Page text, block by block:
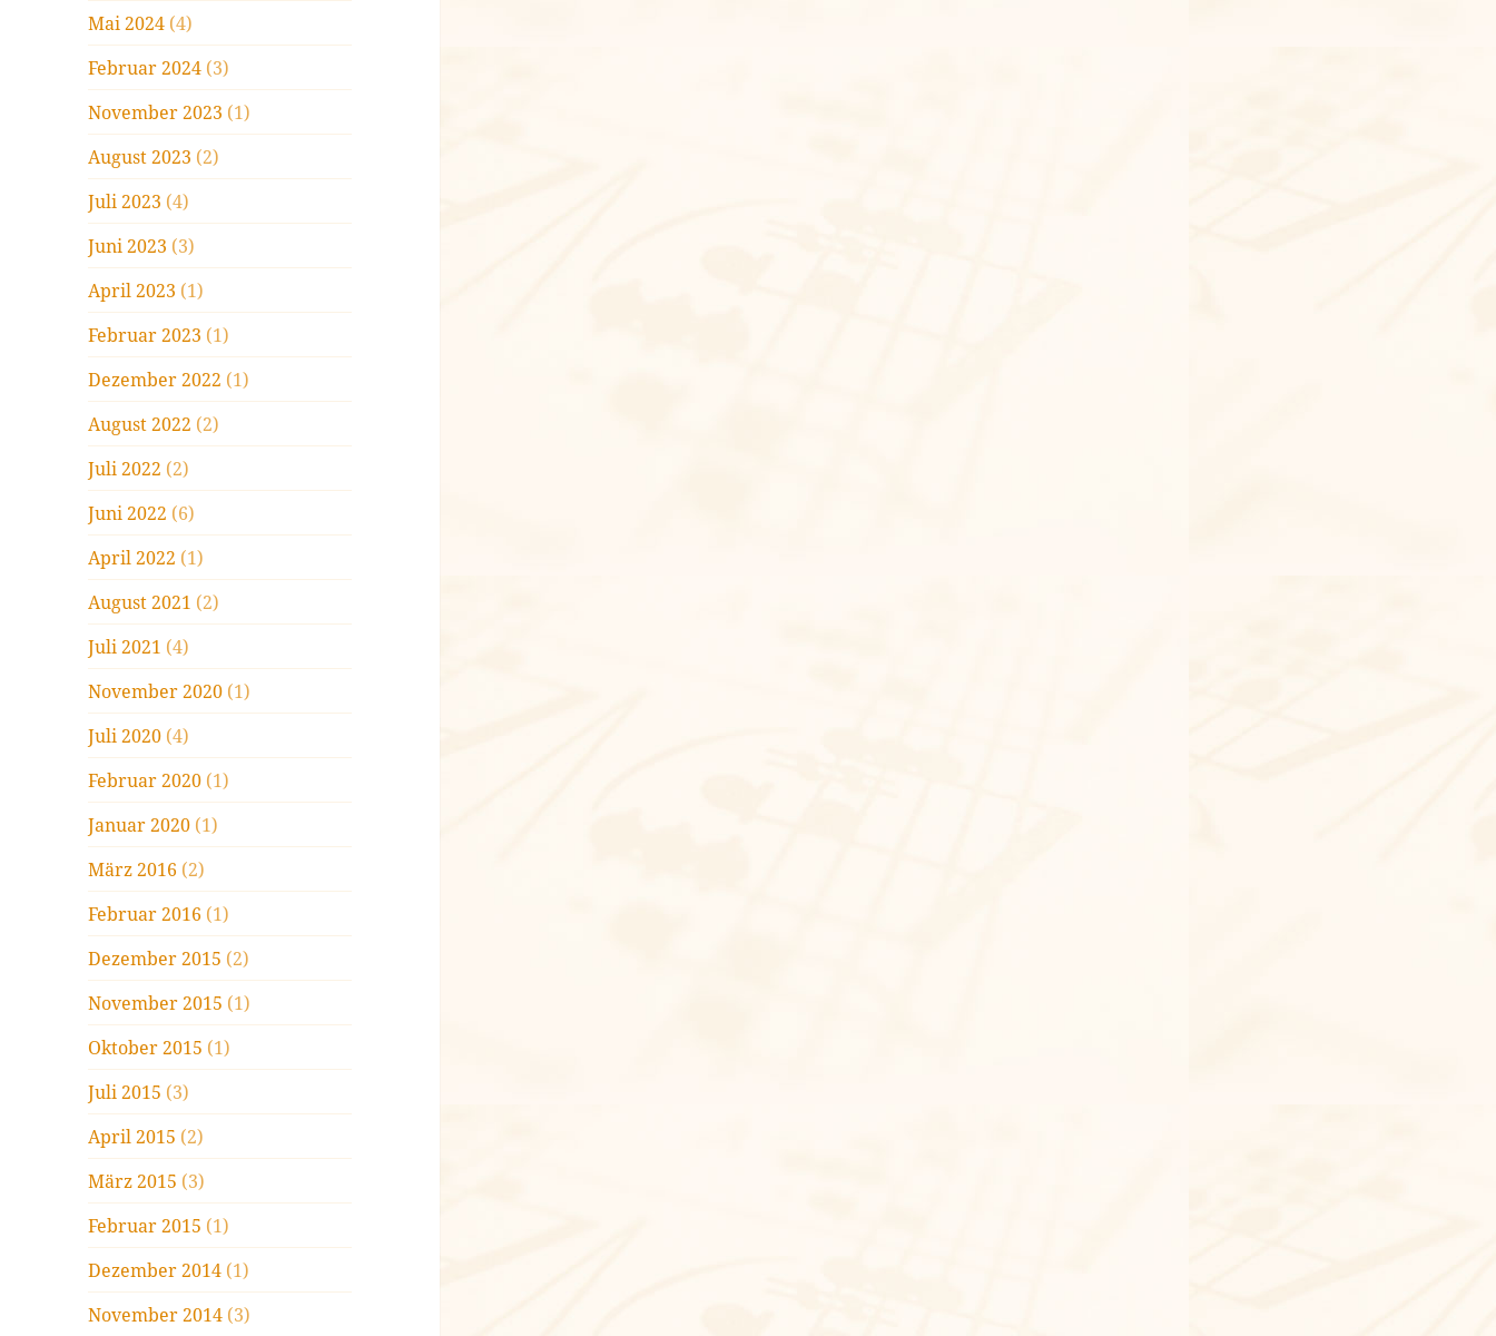
Mai 2024 (4)
Februar 2024 (3)
November 2023 (1)
August 2023 (2)
Juli 2023 (4)
Juni 2023 (3)
April 2023 (1)
Februar 2023 (1)
Dezember 2022 (1)
August 2022 (2)
Juli 2022 (2)
Juni 2022 (6)
April 2022 (1)
August 2021 (2)
Juli 2021 (4)
November 2020 (1)
Juli 2020 (4)
Februar 2020 (1)
Januar 2020 (1)
März 2016 (2)
Februar 2016 (1)
Dezember 2015 (2)
November 2015 (1)
Oktober 2015 (1)
Juli 2015 (3)
April 2015 (2)
März 2015 (3)
Februar 2015 (1)
Dezember 2014 (1)
November 2014 (3)